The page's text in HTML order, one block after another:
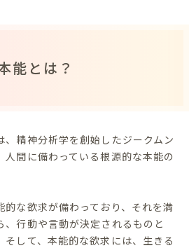
能とは？
、精神分析学を創始したジークムン
人間に備わっている根源的な本能の
的な欲求が備わっており、それを満
、行動や言動が決定されるものと
そして、本能的な欲求には、生きる